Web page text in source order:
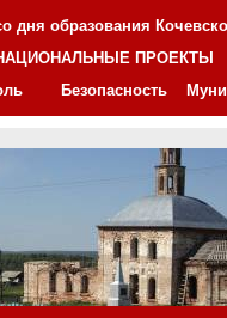
дня образования
ПРОЕКТЫ
Безопасность